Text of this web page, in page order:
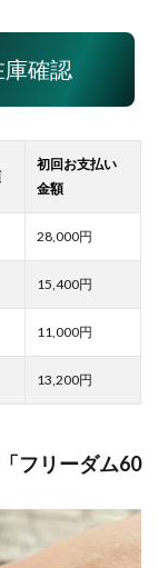
庫確認
28,000
15,400
11,000
13,200
フリーダム60